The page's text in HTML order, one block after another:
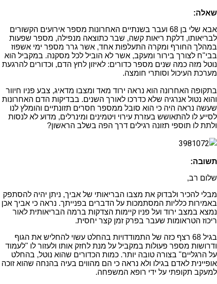
שאלה:
אבא שלי בן 68 ועבר בשנתיים האחרונות מספר אירועים הקשורים
לבריאותו, דלקת ריאות קשה, שבר כתוצאה מנפילה, מספר שפעות
במהלך החורף ומקרה התעלפות אחד, אשר גרר מספר ימי אשפוז
בבי"ח לצורך בירור ומעקב, אשר לא הוביל לכל מסקנה. במקביל הוא
נוטל מזה כמה שנים מספר כדורים: לאיזון לחץ הדם, וכדורים להרגעת
מערכת העיכול וסותרי חומצה.
בתקופה האחרונה הוא נראה ירוד מאד ומצבו מדאיג, צבע פניו חיוור
והוא נטול אנרגיה שלא כדרכו לאורך השנים. בבדיקות הדם האחרונות
שעשה נראה היה כי הוא סובל ממספר חסרים תזונתיים והומלץ לנו
לסייע לו להתאושש בעזרת עירוי ויטמינים ומינרלים, מדוע לא לנסות
ולתת לו תוספי תזונה רגילים דרך הפה בשלב הראשון?
תשובה:
שלום רב,
מבלי להכיר ולבדוק את מצבו הבריאותי של אביך, ניתן יהיה להסתפק
באמירות כלליות המסתמכות על הדברים בפנייתך. נראה כי אביך אכן
נמצא במצב ירוד ועל פניו קיימות הצדקות ברמה הבריאותית לאור
ריכוז הטראומות שעבר בפרק זמן קצר יחסית.
בגיל 68 רצף כזה של התמודדויות בהחלט עשוי להחליש את הגוף
ודרושות מספר פעולות במקביל על מנת לחזק אותו ולעזור לו "לעמוד
על הרגליים" בצורה טובה יותר. כמות הכדורים שהוא נוטל, בהחלט
אופיינית לאדם בגילו ולא נראה כי הם מהווים בעיה בהנחה שהוא זוכה
למעקב תקופתי על ידי רופא המשפחה.